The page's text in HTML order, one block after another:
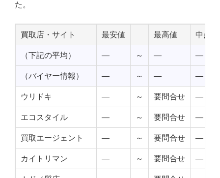
た。
買取店・サイト 最安値 最高値 中点値
（下記の平均） — ～ — —
（バイヤー情報） — ～ — —
ウリドキ — ～ 要問合せ —
エコスタイル — ～ 要問合せ —
買取エージェント — ～ 要問合せ —
カイトリマン — ～ 要問合せ —